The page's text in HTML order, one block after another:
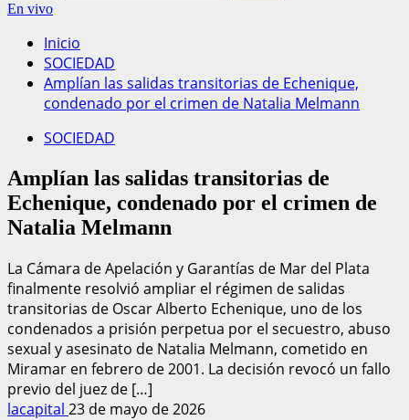
En vivo
Inicio
SOCIEDAD
Amplían las salidas transitorias de Echenique,
condenado por el crimen de Natalia Melmann
SOCIEDAD
Amplían las salidas transitorias de
Echenique, condenado por el crimen de
Natalia Melmann
La Cámara de Apelación y Garantías de Mar del Plata
finalmente resolvió ampliar el régimen de salidas
transitorias de Oscar Alberto Echenique, uno de los
condenados a prisión perpetua por el secuestro, abuso
sexual y asesinato de Natalia Melmann, cometido en
Miramar en febrero de 2001. La decisión revocó un fallo
previo del juez de […]
lacapital 23 de mayo de 2026